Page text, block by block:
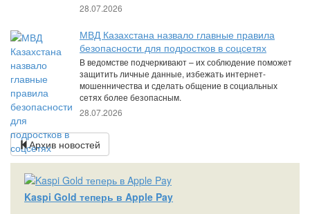
28.07.2026
МВД Казахстана назвало главные правила
безопасности для подростков в соцсетях
В ведомстве подчеркивают – их соблюдение поможет
защитить личные данные, избежать интернет-
мошенничества и сделать общение в социальных
сетях более безопасным.
28.07.2026
Архив новостей
Kaspi Gold теперь в Apple Pay